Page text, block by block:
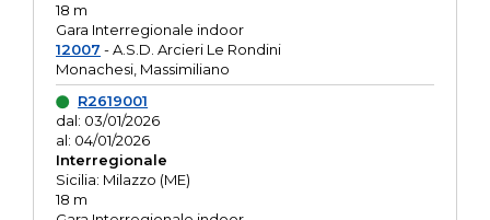
18 m
Gara Interregionale indoor
12007 - A.S.D. Arcieri Le Rondini
Monachesi, Massimiliano
R2619001
dal: 03/01/2026
al: 04/01/2026
Interregionale
Sicilia: Milazzo (ME)
18 m